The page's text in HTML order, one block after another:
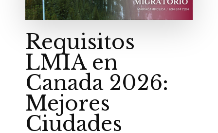
Requisitos
LMIA en
Canada 2026:
Mejores
Ciudades